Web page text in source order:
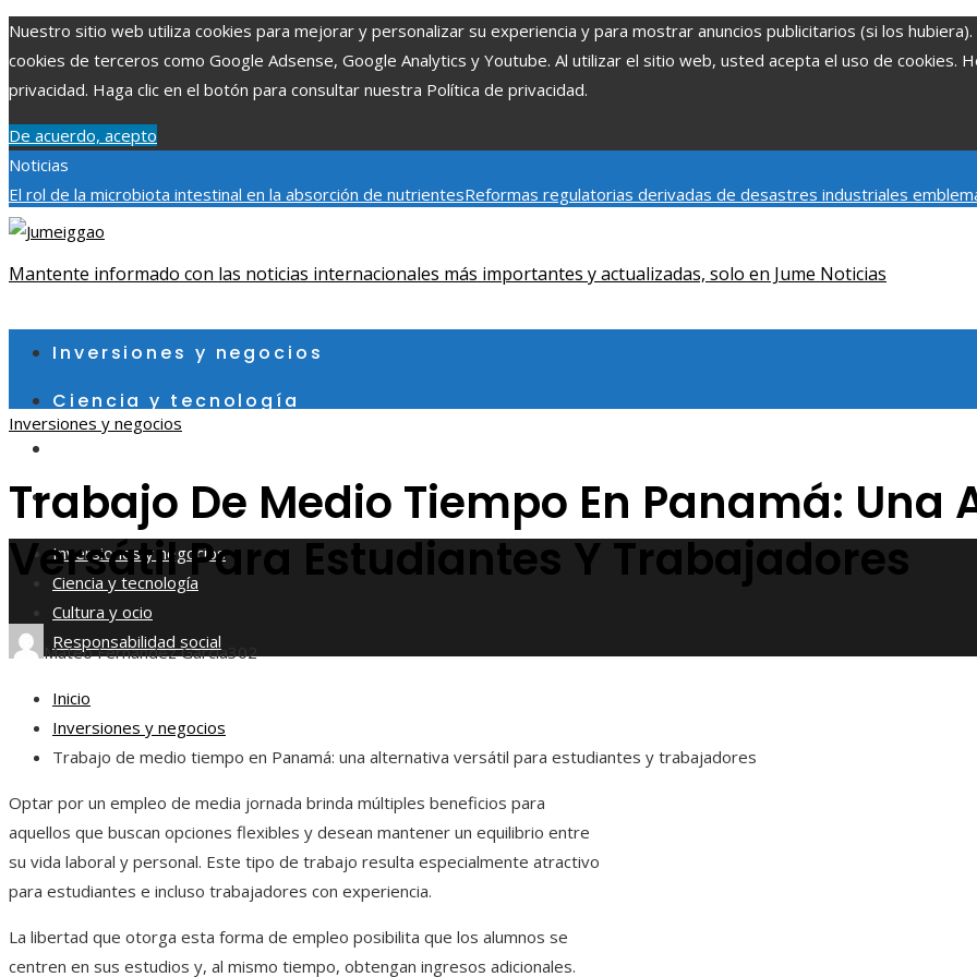
Nuestro sitio web utiliza cookies para mejorar y personalizar su experiencia y para mostrar anuncios publicitarios (si los
cookies de terceros como Google Adsense, Google Analytics y Youtube. Al utilizar el sitio web, usted acepta el uso de cookies.
privacidad. Haga clic en el botón para consultar nuestra Política de privacidad.
De acuerdo, acepto
Noticias
El rol de la microbiota intestinal en la absorción de nutrientesReformas regulatorias derivadas de desastres industriales
Patrimonio de la Humanidad y su importancia
sábado, agosto 8
Mantente informado con las noticias internacionales más importantes y actualizadas, solo en Jume Noticias
Inversiones y negocios
Ciencia y tecnología
Responsabilidad social
Inversiones y negocios
Ciencia y tecnología
Cultura y ocio
Responsabilidad social
Inversiones y negocios
Trabajo De Medio Tiempo En Panamá: Una
Versátil Para Estudiantes Y Trabajadores
Mateo Fernández García302
Inicio
Inversiones y negocios
Trabajo de medio tiempo en Panamá: una alternativa versátil para estudiantes y trabajadores
Optar por un empleo de media jornada brinda múltiples beneficios para
aquellos que buscan opciones flexibles y desean mantener un equilibrio entre
su vida laboral y personal. Este tipo de trabajo resulta especialmente atractivo
para estudiantes e incluso trabajadores con experiencia.
La libertad que otorga esta forma de empleo posibilita que los alumnos se
centren en sus estudios y, al mismo tiempo, obtengan ingresos adicionales.